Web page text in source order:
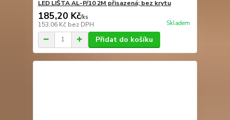
LED LIŠTA AL-P/10 2M přisazená; bez krytu
185,20 Kč/ks
153,06 Kč bez DPH Skladem
Přidat do košíku